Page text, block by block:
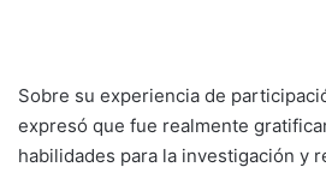
Sobre su experiencia de
expresó que fue realmente
habilidades para la investigación y